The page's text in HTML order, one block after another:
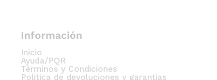
Información
Inicio
Ayuda/PQR
Términos y Condiciones
Política de devoluciones y garantías